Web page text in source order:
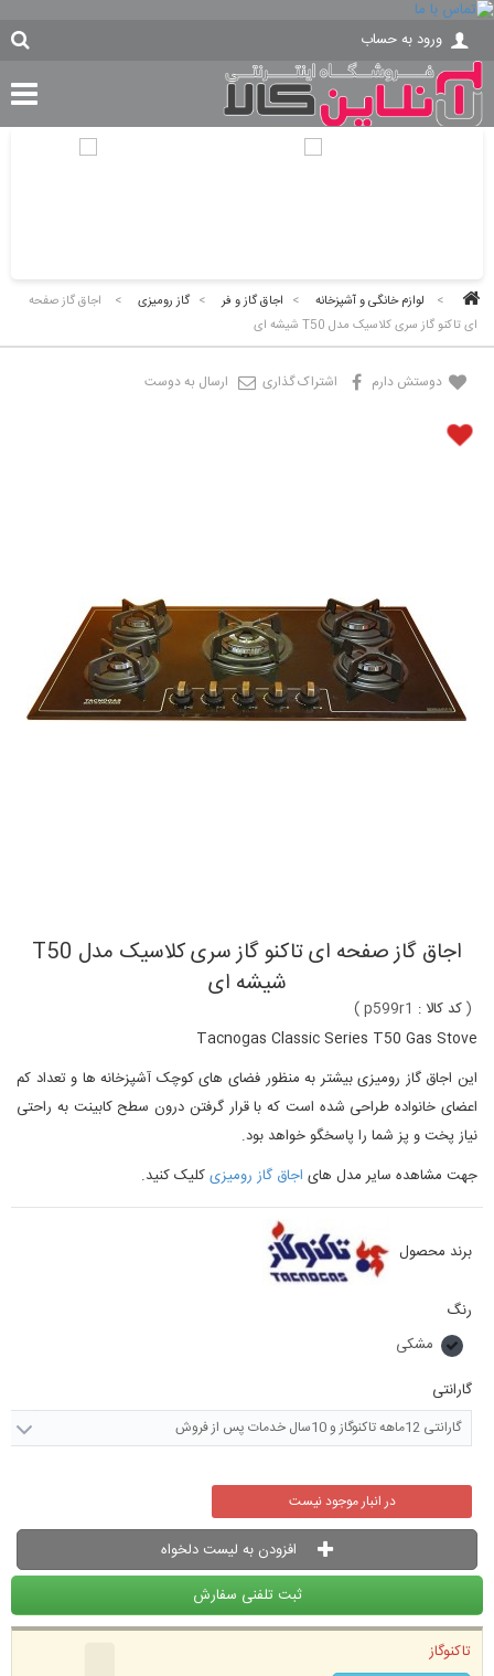
ورود به حساب
> لوازم خانگی و آشپزخانه > اجاق گاز و فر > گاز رومیزی >
اجاق گاز صفحه
ای تاکنو گاز سری کلاسیک مدل T50 شیشه ای
دوستش دارم اشتراک گذاری ارسال به دوست
اجاق گاز صفحه ای تاکنو گاز سری کلاسیک مدل T50
شیشه ای
(کد کالا : p599r1
)
Tacnogas Classic Series T50 Gas Stove
این اجاق گاز رومیزی بیشتر به منظور فضای های کوچک آشپزخانه ها و تعداد کم
اعضای خانواده طراحی شده است که با قرار گرفتن درون سطح کابینت به راحتی
نیاز پخت و پز شما را پاسخگو خواهد بود.
جهت مشاهده سایر مدل های اجاق گاز رومیزیکلیک کنید.
برند محصول
رنگ
مشکی
گارانتی
گارانتی 12ماهه تاکنوگاز و 10سال خدمات پس از فروش
در انبار موجود نیست
افزودن به لیست دلخواه
ثبت تلفنی سفارش
تاکنوگاز